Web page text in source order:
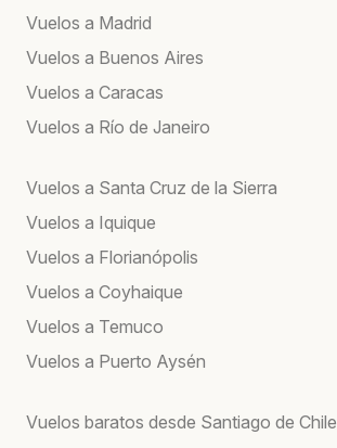
Vuelos a Madrid
Vuelos a Buenos Aires
Vuelos a Caracas
Vuelos a Río de Janeiro
Vuelos a Santa Cruz de la Sierra
Vuelos a Iquique
Vuelos a Florianópolis
Vuelos a Coyhaique
Vuelos a Temuco
Vuelos a Puerto Aysén
Vuelos baratos desde Santiago de Chile